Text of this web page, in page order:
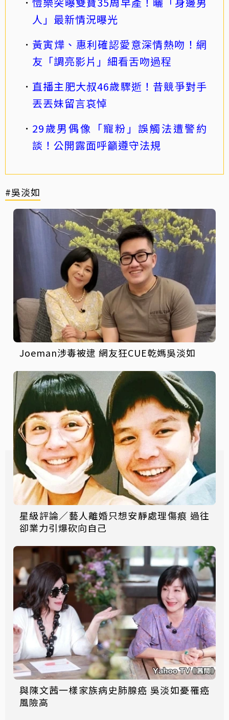
人」最新情況曝光
黃寅燁、惠利確認愛意深情熱吻！網
友「調亮影片」細看舌吻過程
直播主肥大叔46歲驟逝！昔競爭對手
丟丟妹留言哀悼
29歲男偶像「寵粉」誤觸法遭警約
談！公開露面呼籲遵守法規
#吳淡如
Joeman涉毒被逮 網友狂CUE乾媽吳淡如
星級評論／藝人離婚只想安靜處理傷痕 過往
卻業力引爆砍向自己
與陳文茜一樣家族病史肺腺癌 吳淡如憂罹癌
風險高